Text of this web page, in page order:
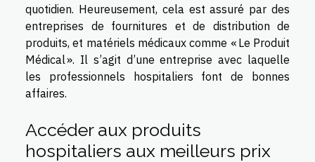
quotidien. Heureusement, cela est assuré par des
entreprises de fournitures et de distribution de
produits, et matériels médicaux comme « Le Produit
Médical ». Il s’agit d’une entreprise avec laquelle
les professionnels hospitaliers font de bonnes
affaires.
Accéder aux produits
hospitaliers aux meilleurs prix